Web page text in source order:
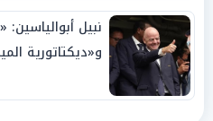
نبيل
و«ديكتاتورية